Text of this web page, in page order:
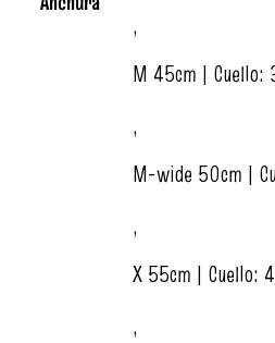
,
M 45cm |
,
M-wide 50cm |
,
X 55cm | Cuello:
,